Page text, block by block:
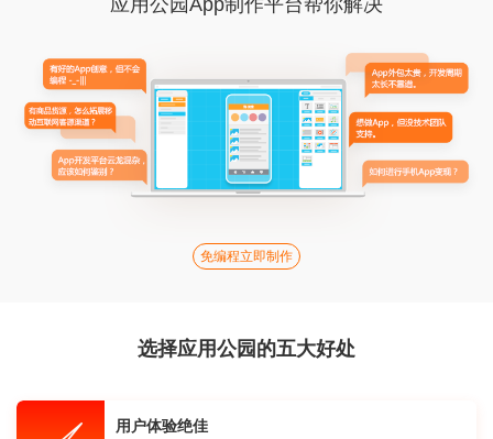
应用公园App制作平台帮你解决
免编程立即制作
选择应用公园的五大好处
用户体验绝佳